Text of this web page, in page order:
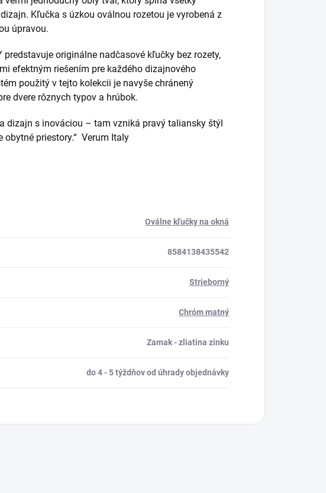
Kľučka s úzkou oválnou rozetou je vyrobená z
úpravou.
predstavuje originálne nadčasové kľučky bez rozety,
efektným riešením pre každého dizajnového
použitý v tejto kolekcii je navyše chránený
dvere rôznych typov a hrúbok.
dizajn s inováciou – tam vzniká pravý taliansky štýl
obytné priestory.“ Verum Italy
Oválne kľučky na okná
8584138435542
Strieborný
Chróm matný
Zamak - zliatina zinku
do 4 - 5 týždňov od úhrady objednávky